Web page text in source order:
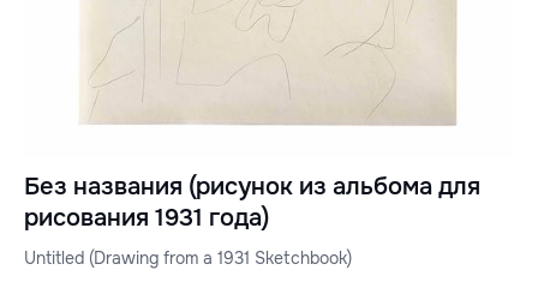
Без названия (рисунок из альбома для
рисования 1931 года)
Untitled (Drawing from a 1931 Sketchbook)